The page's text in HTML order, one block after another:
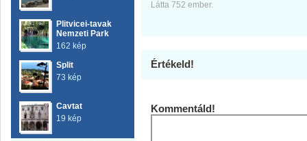
Plitvicei-tavak
Nemzeti Park
162 kép
Split
73 kép
Cavtat
19 kép
Látta 752 ember.
Értékeld!
Kommentáld!